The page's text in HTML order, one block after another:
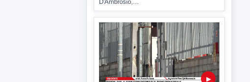
▶
6 AGOSTO 2026 ATTUALITÀ